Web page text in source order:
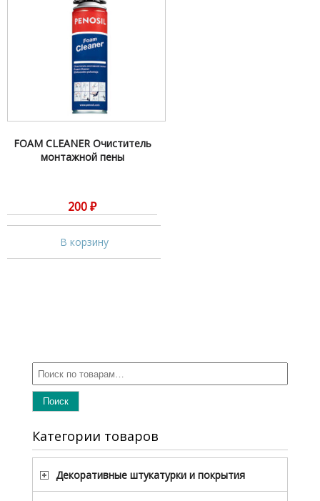
FOAM CLEANER Очиститель
монтажной пены
200₽
В корзину
Поиск
Категории товаров
Декоративные штукатурки и покрытия